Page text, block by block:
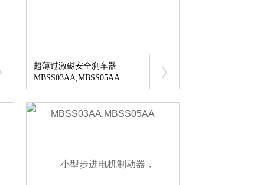
超薄过激磁安全刹车器
MBSS03AA,MBSS05AA